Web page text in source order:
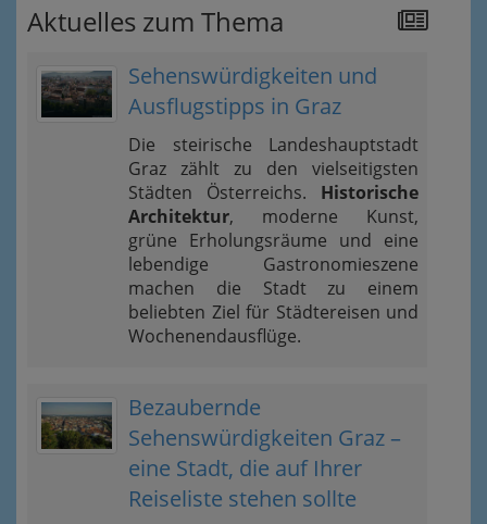
Aktuelles zum Thema
Sehenswürdigkeiten und
Ausflugstipps in Graz
Die steirische Landeshauptstadt
Graz zählt zu den vielseitigsten
Städten Österreichs. Historische
Architektur, moderne Kunst,
grüne Erholungsräume und eine
lebendige Gastronomieszene
machen die Stadt zu einem
beliebten Ziel für Städtereisen und
Wochenendausflüge.
Bezaubernde
Sehenswürdigkeiten Graz –
eine Stadt, die auf Ihrer
Reiseliste stehen sollte